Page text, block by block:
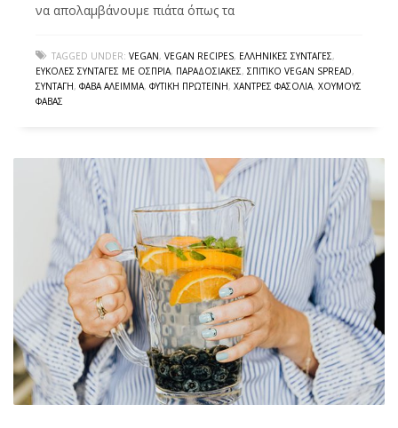
να απολαμβάνουμε πιάτα όπως τα
TAGGED UNDER: VEGAN, VEGAN RECIPES, ΕΛΛΗΝΙΚΈΣ ΣΥΝΤΑΓΈΣ,
ΕΎΚΟΛΕΣ ΣΥΝΤΑΓΈΣ ΜΕ ΌΣΠΡΙΑ, ΠΑΡΑΔΟΣΙΑΚΈΣ, ΣΠΙΤΙΚΌ VEGAN SPREAD,
ΣΥΝΤΑΓΉ, ΦΆΒΑ ΆΛΕΙΜΜΑ, ΦΥΤΙΚΉ ΠΡΩΤΕΪ́ΝΗ, ΧΆΝΤΡΕΣ ΦΑΣΌΛΙΑ, ΧΟΎΜΟΥΣ
ΦΆΒΑΣ